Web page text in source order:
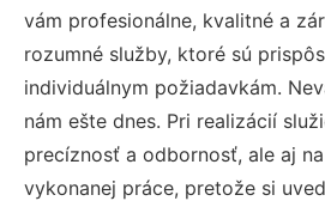
vám profesionálne, kvalitné a
rozumné služby, ktoré sú
individuálnym požiadavkám.
nám ešte dnes. Pri realizácií
precíznosť a odbornosť, ale aj
vykonanej práce, pretože si